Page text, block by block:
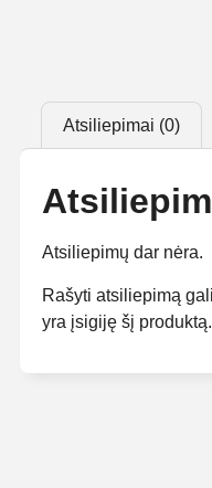
Atsiliepimai (0)
Atsiliepimų dar nėra.
Rašyti atsiliepimą
yra įsigiję šį produktą.